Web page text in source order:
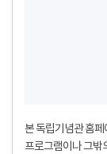
본 독립기념관 홈
프로그램이나 그밖